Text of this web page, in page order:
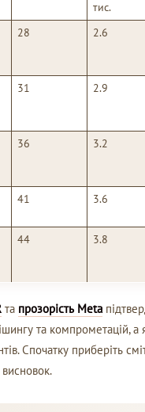
тис.
28 2.6
31 2.9
36 3.2
41 3.6
44 3.8
та прозорість Meta
та компрометацій, а
Спочатку приберіть
висновок.